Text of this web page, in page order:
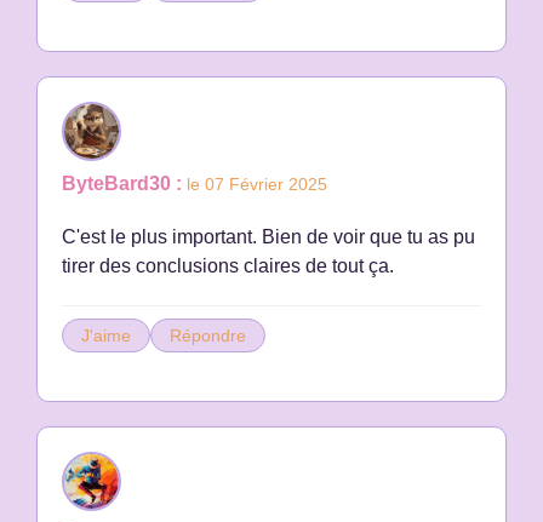
ByteBard30 : le 07 Février 2025
C'est le plus important. Bien de voir que tu as pu
tirer des conclusions claires de tout ça.
J'aime Répondre